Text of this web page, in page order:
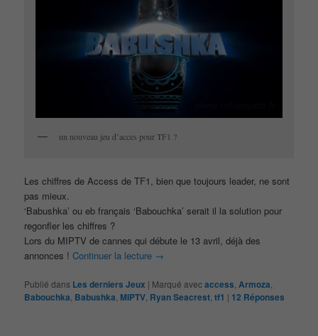
un nouveau jeu d’acces pour TF1 ?
Les chiffres de Access de TF1, bien que toujours leader, ne sont
pas mieux.
‘Babushka’ ou eb français ‘Babouchka’ serait il la solution pour
regonfler les chiffres ?
Lors du MIPTV de cannes qui débute le 13 avril, déjà des
annonces !Continuer la lecture →
Publié dans Les derniers Jeux | Marqué avecaccess Armoza
Babouchka Babushka MIPTV Ryan Seacrest ,tf1 | 12 Réponses